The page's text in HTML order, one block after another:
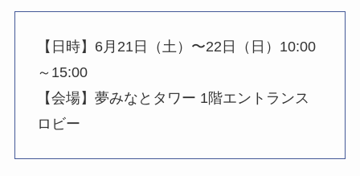
【日時】6月21日（土）〜22日（日）10:00
～15:00
【会場】夢みなとタワー 1階エントランス
ロビー